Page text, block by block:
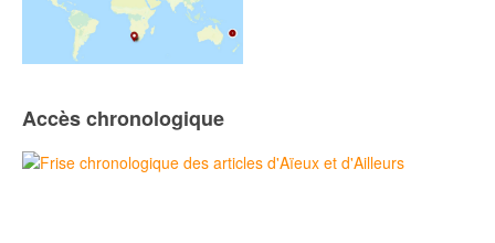
Accès chronologique